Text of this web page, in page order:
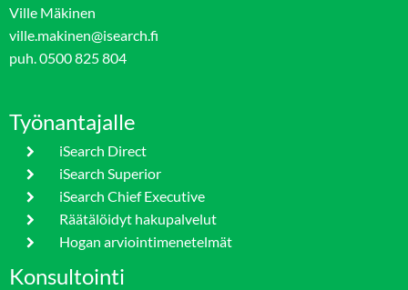
Ville Mäkinen
ville.makinen@isearch.fi
puh. 0500 825 804
Työnantajalle
iSearch Direct
iSearch Superior
iSearch Chief Executive
Räätälöidyt hakupalvelut
Hogan arviointimenetelmät
Konsultointi